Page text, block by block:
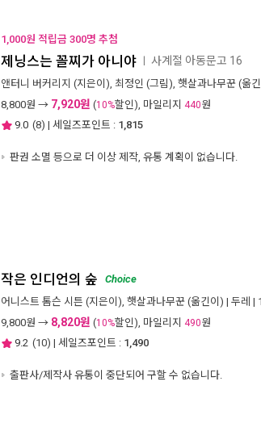
1,000원 적립금 300명 추첨
제닝스는 꼴찌가 아니야 사계절 아동문고 16
앤터니 버커리지 (지은이), 최정인 (그림), 햇살과나무꾼 (옮
8,800원 → 7,920원 (10%할인), 마일리지 440원
9.0 (8) | 세일즈포인트 : 1,815
판권 소멸 등으로 더 이상 제작, 유통 계획이 없습니다.
작은 인디언의 숲
Choice
어니스트 톰슨 시튼 (지은이), 햇살과나무꾼 (옮긴이) | 두레 |
9,800원 → 8,820원 (10%할인), 마일리지 490원
9.2 (10) | 세일즈포인트 : 1,490
출판사/제작사 유통이 중단되어 구할 수 없습니다.